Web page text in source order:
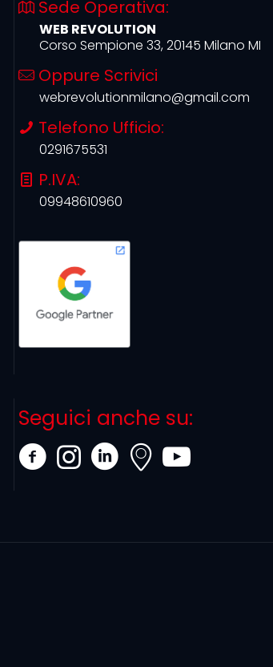
Sede Operativa:
WEB REVOLUTION
Corso Sempione 33, 20145 Milano MI
Oppure Scrivici
webrevolutionmilano@gmail.com
Telefono Ufficio:
0291675531
P.IVA:
09948610960
Seguici anche su: